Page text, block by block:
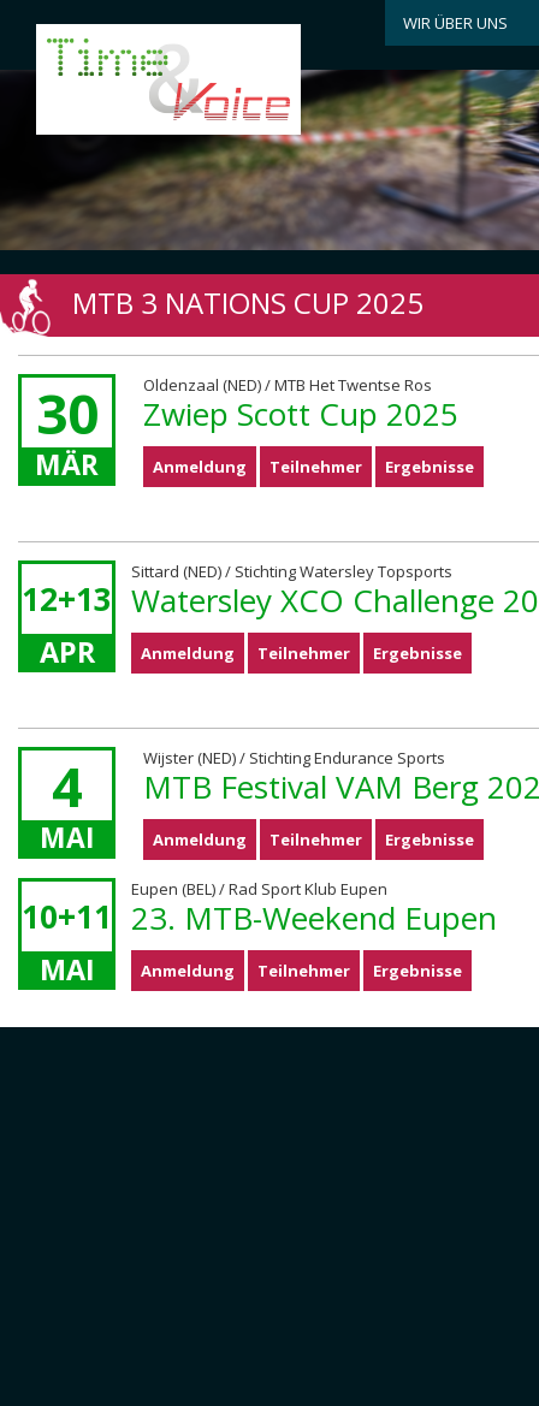
WIR ÜBER UNS
MTB 3 NATIONS CUP 2025
30
MÄR
Oldenzaal (NED) / MTB Het Twentse Ros
Zwiep Scott Cup 2025
Anmeldung Teilnehmer Ergebnisse
12+13
APR
Sittard (NED) / Stichting Watersley Topsports
Watersley XCO Challenge
Anmeldung Teilnehmer Ergebnisse
4
MAI
Wijster (NED) / Stichting Endurance Sports
MTB Festival VAM Berg
Anmeldung Teilnehmer Ergebnisse
10+11
MAI
Eupen (BEL) / Rad Sport Klub Eupen
23. MTB-Weekend Eupen
Anmeldung Teilnehmer Ergebnisse